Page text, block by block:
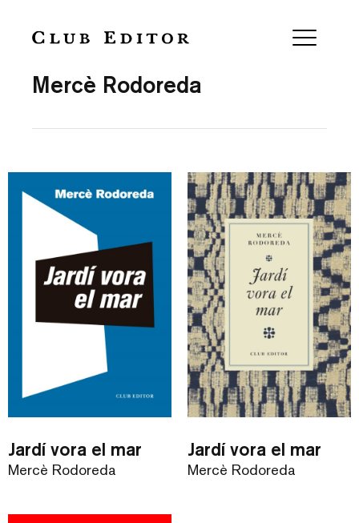
Mercè Rodoreda
Jardí vora el mar
Mercè Rodoreda
Jardí vora el mar
Mercè Rodoreda